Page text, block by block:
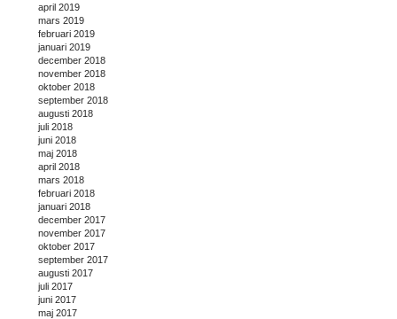
april 2019
mars 2019
februari 2019
januari 2019
december 2018
november 2018
oktober 2018
september 2018
augusti 2018
juli 2018
juni 2018
maj 2018
april 2018
mars 2018
februari 2018
januari 2018
december 2017
november 2017
oktober 2017
september 2017
augusti 2017
juli 2017
juni 2017
maj 2017